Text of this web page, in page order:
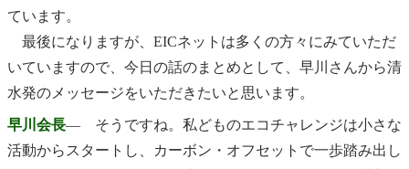
ています。
最後になりますが、EICネットは多くの方々にみていただ
いていますので、今日の話のまとめとして、早川さんから清
水発のメッセージをいただきたいと思います。
早川会長― そうですね。私どものエコチャレンジは小さな
活動からスタートし、カーボン・オフセットで一歩踏み出し